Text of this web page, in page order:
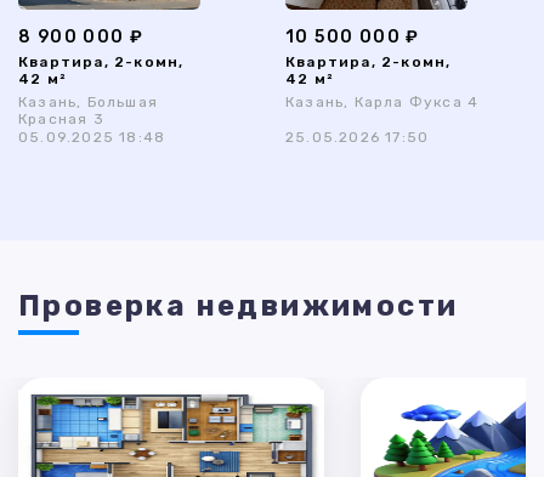
8 900 000 ₽
Квартира, 2-комн,
42 м²
Казань, Большая
Красная 3
05.09.2025 18:48
10 500 000 ₽
Квартира, 2-комн,
42 м²
Казань, Карла Фукса 4
25.05.2026 17:50
Проверка недвижимости